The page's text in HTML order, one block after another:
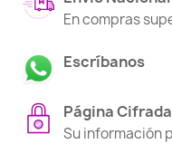
En compras
Escríbanos
Página Cifrada
Su información